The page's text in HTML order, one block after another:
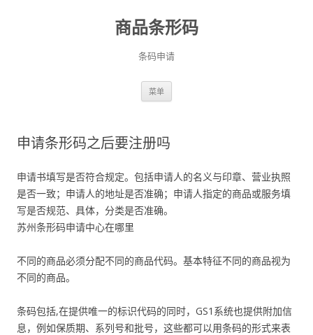
商品条形码
条码申请
菜单
申请条形码之后要注册吗
申请书填写是否符合规定。包括申请人的名义与印章、营业执照
是否一致；申请人的地址是否准确；申请人指定的商品或服务填
写是否规范、具体，分类是否准确。
苏州条形码申请中心在哪里
不同的商品必须分配不同的商品代码。基本特征不同的商品视为
不同的商品。
条码包括,在提供唯一的标识代码的同时，GS1系统也提供附加信
息，例如保质期、系列号和批号，这些都可以用条码的形式来表